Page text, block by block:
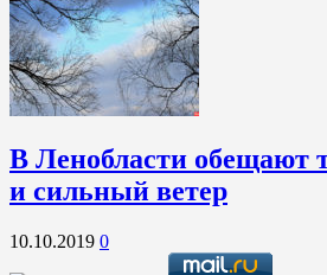
В Ленобласти обещают
и сильный ветер
10.10.2019 0